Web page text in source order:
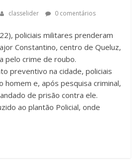
classelider 0 comentários
policiais militares prenderam
Constantino, centro de Queluz,
pelo crime de roubo.
preventivo na cidade, policiais
homem e, após pesquisa criminal,
de prisão contra ele.
ao plantão Policial, onde